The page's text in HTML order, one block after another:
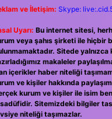
ve İletişim: Skype:
Uyarı: Bu internet sitesi,
veya şahıs şirketi ile hiçbir
Sitede yalnızca
makaleler
içerikler haber niteliği
ve kişiler hakkında
kurum ve kişiler ile isim
Sitemizdeki bilgiler
niteliği taşımazlar.